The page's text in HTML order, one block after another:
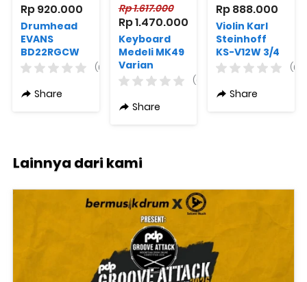
Rp 920.000
Drumhead
EVANS
BD22RGCW
EQ3
Coated
(0)
Share
Rp 1.617.000
Rp 1.470.000
Keyboard
Medeli MK49
Varian
Warna
(0)
Share
Rp 888.000
Violin Karl
Steinhoff
KS-V12W 3/4
Varian
Bow + Free
(0)
Share
Lainnya dari kami